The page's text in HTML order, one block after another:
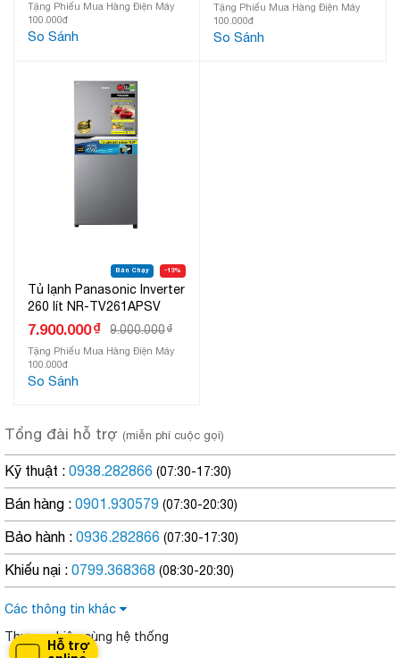
Tặng Phiếu Mua Hàng Điện Máy
100.000đ
So Sánh
Tặng Phiếu Mua Hàng Điện Máy
100.000đ
So Sánh
Bán Chạy -13%
Tủ lạnh Panasonic Inverter
260 lít NR-TV261APSV
7.900.000₫ 9.000.000₫
Tặng Phiếu Mua Hàng Điện Máy
100.000đ
So Sánh
Hỗ trợ
Tổng đài hỗ trợ (miễn phí cuộc gọi)
Kỹ thuật : 0938.282866 (07:30-17:30)
Bán hàng : 0901.930579 (07:30-20:30)
Bảo hành : 0936.282866 (07:30-17:30)
Khiếu nại : 0799.368368 (08:30-20:30)
Các thông tin khác
Thương hiệu cùng hệ thống